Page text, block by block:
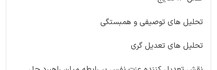
تحلیل های توصیفی و همبستگی
تحلیل های تعدیل گری